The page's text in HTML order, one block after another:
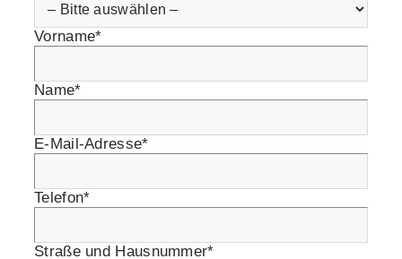
Vorname*
Name*
E-Mail-Adresse*
Telefon*
Straße und Hausnummer*